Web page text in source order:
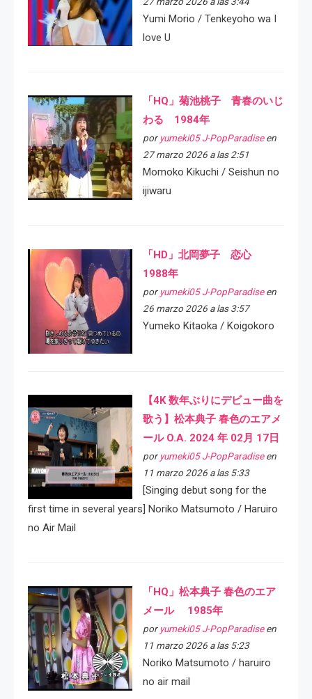
Yumi Morio / Tenkeyoho wa I
love U
「HQ」菊池桃子 青春のいじ
わる 1984年
por yumeki05 J-PopParadiseen
27 marzo 2026 a las 2:51
Momoko Kikuchi / Seishun no
ijiwaru
「HD」北岡夢子 恋心
1988年
por yumeki05 J-PopParadiseen
26 marzo 2026 a las 3:57
Yumeko Kitaoka / Koigokoro
【4K 数年ぶりにデビュー曲を
歌う】松本典子 春色のエアメ
ール O.A. 2024 年 02月 17日
por yumeki05 J-PopParadiseen
11 marzo 2026 a las 5:33
[Singing debut song for the
first time in several years] Noriko Matsumoto / Haruiro
no Air Mail
「HQ」松本典子 春色のエア
メール 1985年
por yumeki05 J-PopParadiseen
11 marzo 2026 a las 5:23
Noriko Matsumoto / haruiro
no air mail